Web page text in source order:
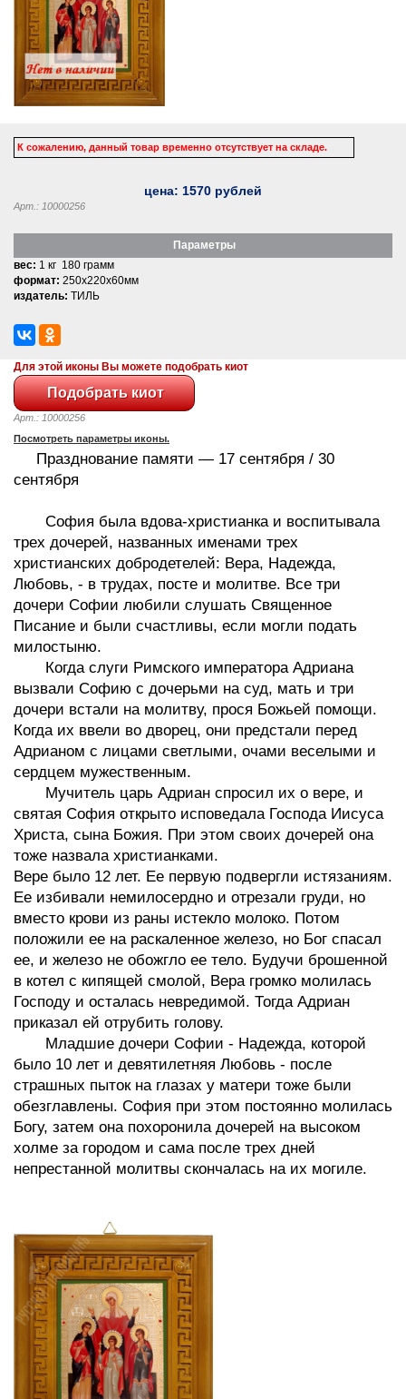
К сожалению, данный товар временно отсутствует на складе.
цена: 1570 рублей
Арт.: 10000256
Параметры
вес: 1 кг 180 грамм
формат: 250x220x60мм
издатель: ТИЛЬ
Для этой иконы Вы можете подобрать киот
Арт.: 10000256
Посмотреть параметры иконы.
Празднование памяти — 17 сентября / 30
сентября
София была вдова-христианка и воспитывала
трех дочерей, названных именами трех
христианских добродетелей: Вера, Надежда,
Любовь, - в трудах, посте и молитве. Все три
дочери Софии любили слушать Священное
Писание и были счастливы, если могли подать
милостыню.
Когда слуги Римского императора Адриана
вызвали Софию с дочерьми на суд, мать и три
дочери встали на молитву, прося Божьей помощи.
Когда их ввели во дворец, они предстали перед
Адрианом с лицами светлыми, очами веселыми и
сердцем мужественным.
Мучитель царь Адриан спросил их о вере, и
святая София открыто исповедала Господа Иисуса
Христа, сына Божия. При этом своих дочерей она
тоже назвала христианками.
Вере было 12 лет. Ее первую подвергли истязаниям.
Ее избивали немилосердно и отрезали груди, но
вместо крови из раны истекло молоко. Потом
положили ее на раскаленное железо, но Бог спасал
ее, и железо не обожгло ее тело. Будучи брошенной
в котел с кипящей смолой, Вера громко молилась
Господу и осталась невредимой. Тогда Адриан
приказал ей отрубить голову.
Младшие дочери Софии - Надежда, которой
было 10 лет и девятилетняя Любовь - после
страшных пыток на глазах у матери тоже были
обезглавлены. София при этом постоянно молилась
Богу, затем она похоронила дочерей на высоком
холме за городом и сама после трех дней
непрестанной молитвы скончалась на их могиле.